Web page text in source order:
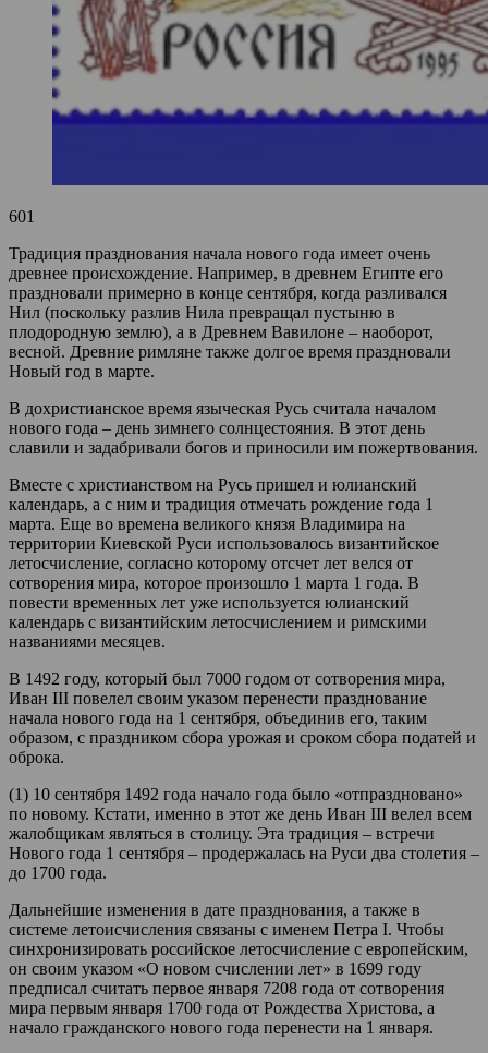
601
Традиция празднования начала нового года имеет очень
древнее происхождение. Например, в древнем Египте его
праздновали примерно в конце сентября, когда разливался
Нил (поскольку разлив Нила превращал пустыню в
плодородную землю), а в Древнем Вавилоне – наоборот,
весной. Древние римляне также долгое время праздновали
Новый год в марте.
В дохристианское время языческая Русь считала началом
нового года – день зимнего солнцестояния. В этот день
славили и задабривали богов и приносили им пожертвования.
Вместе с христианством на Русь пришел и юлианский
календарь, а с ним и традиция отмечать рождение года 1
марта. Еще во времена великого князя Владимира на
территории Киевской Руси использовалось византийское
летосчисление, согласно которому отсчет лет велся от
сотворения мира, которое произошло 1 марта 1 года. В
повести временных лет уже используется юлианский
календарь с византийским летосчислением и римскими
названиями месяцев.
В 1492 году, который был 7000 годом от сотворения мира,
Иван III повелел своим указом перенести празднование
начала нового года на 1 сентября, объединив его, таким
образом, с праздником сбора урожая и сроком сбора податей и
оброка.
(1) 10 сентября 1492 года начало года было «отпраздновано»
по новому. Кстати, именно в этот же день Иван III велел всем
жалобщикам являться в столицу. Эта традиция – встречи
Нового года 1 сентября – продержалась на Руси два столетия –
до 1700 года.
Дальнейшие изменения в дате празднования, а также в
системе летоисчисления связаны с именем Петра I. Чтобы
синхронизировать российское летосчисление с европейским,
он своим указом «О новом счислении лет» в 1699 году
предписал считать первое января 7208 года от сотворения
мира первым января 1700 года от Рождества Христова, а
начало гражданского нового года перенести на 1 января.